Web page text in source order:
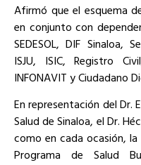
Afirmó que el esquema
en conjunto con
SEDESOL, DIF Sinaloa,
ISJU, ISIC, Registro
INFONAVIT y Ciudadano
En representación del Dr.
Salud de Sinaloa, el Dr.
como en cada ocasión,
Programa de Salud